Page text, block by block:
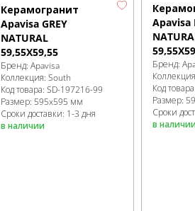
Керамогранит
Apavisa GREY
NATURAL
59,55X59,55
Бренд: Apavisa
Коллекция: South
Код товара: SD-197216-99
Размер: 595x595 мм
Сроки доставки: 1-3 дня
в наличии
Apavisa
Бренд:
Код товара:
Размер:
Сроки
в наличии